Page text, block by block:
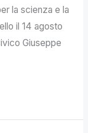
la scienza e la
il 14 agosto
Giuseppe